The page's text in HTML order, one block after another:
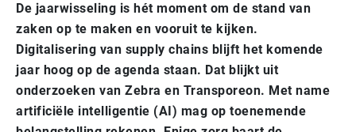
De jaarwisseling is hét moment om de stand van
zaken op te maken en vooruit te kijken.
Digitalisering van supply chains blijft het komende
jaar hoog op de agenda staan. Dat blijkt uit
onderzoeken van Zebra en Transporeon. Met name
artificiële intelligentie (AI) mag op toenemende